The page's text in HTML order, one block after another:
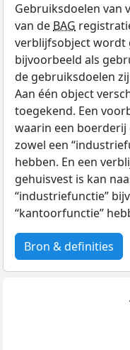
Gebruiksdoelen van
van deBAG
verblijfsobject wordt
bijvoorbeeld als
de gebruiksdoelen
Aan één object
toegekend. Een
waarin een boerderij
zowel een
hebben. En een
gehuisvest is kan
“industriefunctie”
“kantoorfunctie”
Bron & definities